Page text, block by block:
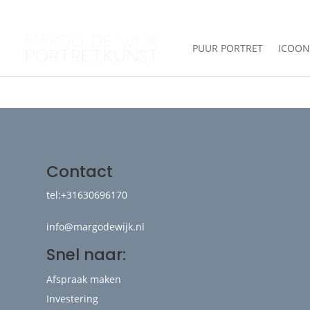
PUUR PORTRET
Contact
tel:+31630696170
info@margodewijk.nl
Snel naar:
Afspraak maken
Investering